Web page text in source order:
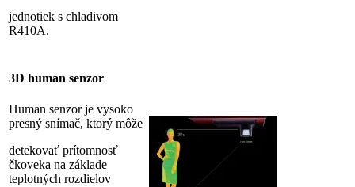
jednotiek s chladivom
R410A.
3D human senzor
Human senzor je vysoko
presný snímač, ktorý môže
detekovať prítomnosť
čkoveka na základe
teplotných rozdielov